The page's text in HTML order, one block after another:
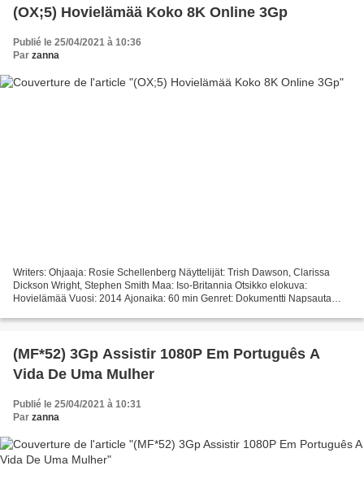
(OX;5) Hovielämää Koko 8K Online 3Gp
Publié le 25/04/2021 à 10:36
Par zanna
Writers: Ohjaaja: Rosie Schellenberg Näyttelijät: Trish Dawson, Clarissa
Dickson Wright, Stephen Smith Maa: Iso-Britannia Otsikko elokuva:
Hovielämää Vuosi: 2014 Ajonaika: 60 min Genret: Dokumentti Napsauta
(MF*52) 3Gp Assistir 1080P Em Português A
Vida De Uma Mulher
Publié le 25/04/2021 à 10:31
Par zanna